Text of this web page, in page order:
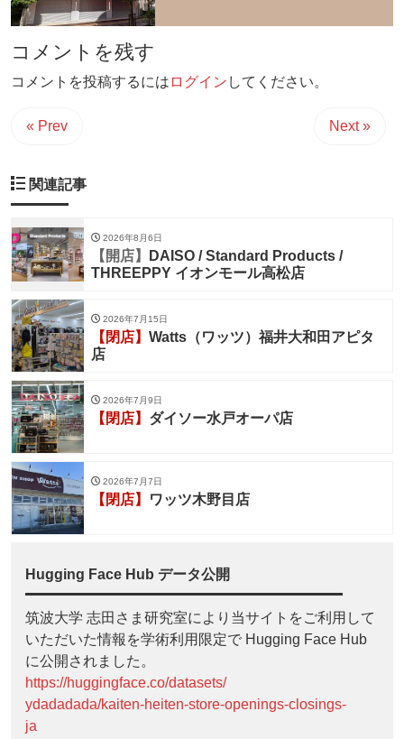
コメントを残す
コメントを投稿するには ログイン してください。
« Prev Next »
関連記事
2026年8月6日
【開店】
DAISO / Standard Products /
THREEPPY イオンモール高松店
2026年7月15日
【閉店】 Watts（ワッツ）福井大和田アピタ
店
2026年7月9日
【閉店】 ダイソー水戸オーパ店
2026年7月7日
【閉店】 ワッツ木野目店
Hugging Face Hub データ公開
筑波大学 志田さま研究室により当サイトをご利用して
いただいた情報を学術利用限定で Hugging Face Hub
に公開されました。
https://huggingface.co/datasets/
ydadadada/kaiten-heiten-store-openings-closings-
ja